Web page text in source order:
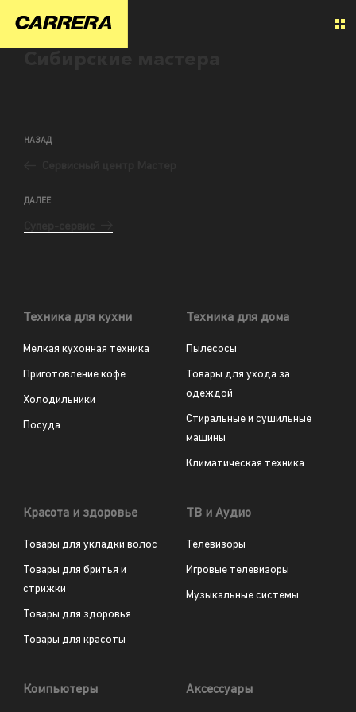
НАЗАД
ДАЛЕЕ
Техника для кухни
Мелкая кухонная техника
Приготовление кофе
Холодильники
Посуда
Техника для дома
Пылесосы
Товары для ухода за
одеждой
Стиральные и сушильные
машины
Климатическая техника
Красота и здоровье
Товары для укладки волос
Товары для бритья и
стрижки
Товары для здоровья
Товары для красоты
ТВ и Аудио
Телевизоры
Игровые телевизоры
Музыкальные системы
Компьютеры Аксессуары